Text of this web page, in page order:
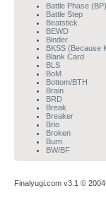
Battle Phase (BP)
Battle Step
Beatstick
BEWD
Binder
BKSS (Because
Blank Card
BLS
BoM
Bottom/BTH
Brain
BRD
Break
Breaker
Brio
Broken
Burn
BW/BF
Finalyugi.com v3.1 ©